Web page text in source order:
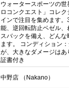
ウォータースポーツの
ロコンクエスト」コレ
インで注目を集めます
能、逆回転防止ベゼル
スバックを備え、どん
ます。 コンディション
が、大きなダメージは
証書付き
中野店 （Nakano）